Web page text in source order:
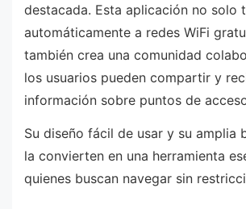
destacada. Esta aplicación no solo
automáticamente a redes WiFi
también crea una comunidad
los usuarios pueden compartir y
información sobre puntos de
Su diseño fácil de usar y su amplia
la convierten en una herramienta
quienes buscan navegar sin